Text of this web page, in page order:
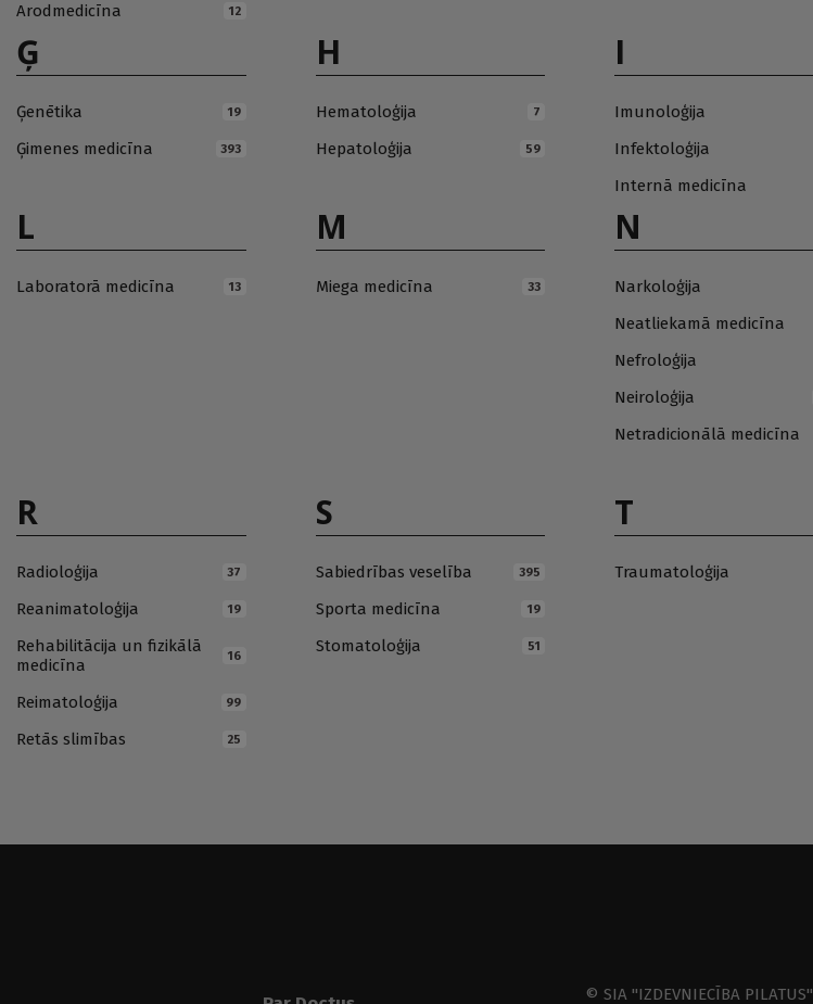
Arodmedicīna 12
Ģ
Ģenētika 19
Ģimenes medicīna 393
H
Hematoloģija 7
Hepatoloģija 59
I
Imunoloģija
Infektoloģija
Internā medicīna
L
Laboratorā medicīna 13
M
Miega medicīna 33
N
Narkoloģija
Neatliekamā medicīna
Nefroloģija
Neiroloģija
Netradicionālā medicīna
R
Radioloģija 37
Reanimatoloģija 19
Rehabilitācija un fizikālā
medicīna
16
Reimatoloģija 99
Retās slimības 25
S
Sabiedrības veselība 395
Sporta medicīna 19
Stomatoloģija 51
T
Traumatoloģija
© SIA "IZDEVNIECĪBA PILATUS"